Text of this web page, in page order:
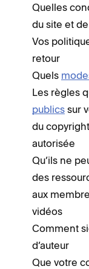
Quelles
du site et
Vos
retour
Quels
Les règles
publics sur
du
autorisée
Qu’ils ne
des
aux
vidéos
Comment
d’auteur
Que votre